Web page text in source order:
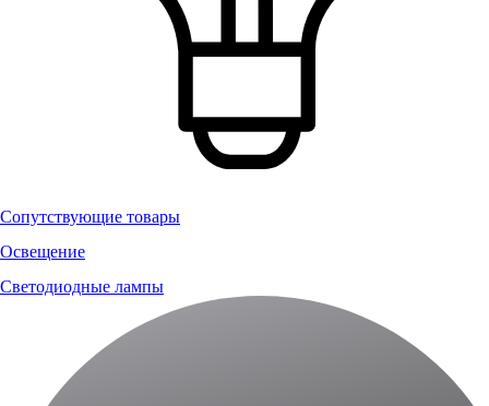
Сопутствующие товары
Освещение
Светодиодные лампы